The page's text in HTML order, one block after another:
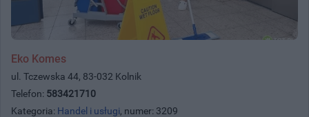
Eko Komes
ul. Tczewska 44, 83-032 Kolnik
Telefon: 583421710
Kategoria: Handel i usługi, numer: 3209